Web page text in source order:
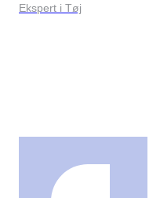
Ekspert i Tøj